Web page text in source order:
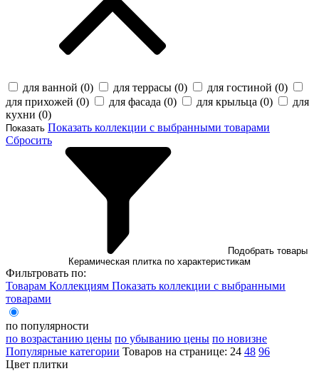
для ванной (0) для террасы (0) для гостиной (0)
для прихожей (0) для фасада (0) для крыльца (0)
для
кухни (0)
Показать Показать коллекции с выбранными товарами
Сбросить
Керамическая плитка по характеристикам
Фильтровать по:
Товарам Коллекциям Показать коллекции с выбранными
товарами
по популярности
по возрастанию цены по убыванию цены по новизне
Популярные категории Товаров на странице: 24 48 96
Цвет плитки